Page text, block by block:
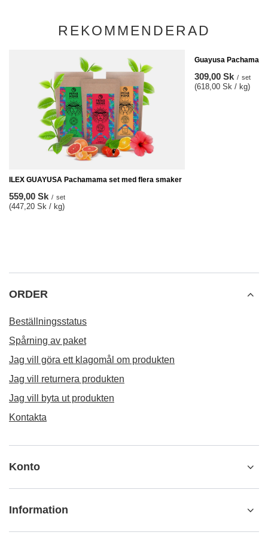
REKOMMENDERAD
ILEX GUAYUSA Pachamama set med flera smaker
559,00 Sk / set
(447,20 Sk / kg)
Guayusa
309,00 Sk / set
(618,00 Sk / kg)
ORDER
Beställningsstatus
Spårning av paket
Jag vill göra ett klagomål om produkten
Jag vill returnera produkten
Jag vill byta ut produkten
Kontakta
Konto
Information